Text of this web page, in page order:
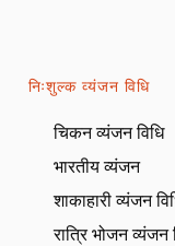
निःशुल्क व्यंजन विधि
चिकन व्यंजन विधि
भारतीय व्यंजन
शाकाहारी व्यंजन
रात्रि भोजन व्यंजन